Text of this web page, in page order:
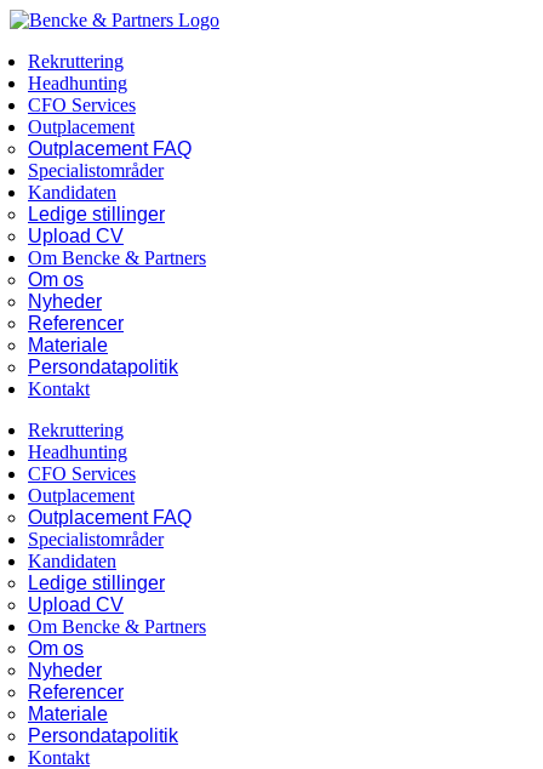
Skip
content
Facebook
LinkedIn
Rekruttering
Headhunting
CFO Services
Outplacement
Outplacement FAQ
Specialistområder
Kandidaten
Ledige stillinger
Upload CV
Om Bencke & Partners
Om os
Nyheder
Referencer
Materiale
Persondatapolitik
Kontakt
Rekruttering
Headhunting
CFO Services
Outplacement
Outplacement FAQ
Specialistområder
Kandidaten
Ledige stillinger
Upload CV
Om Bencke & Partners
Om os
Nyheder
Referencer
Materiale
Persondatapolitik
Kontakt